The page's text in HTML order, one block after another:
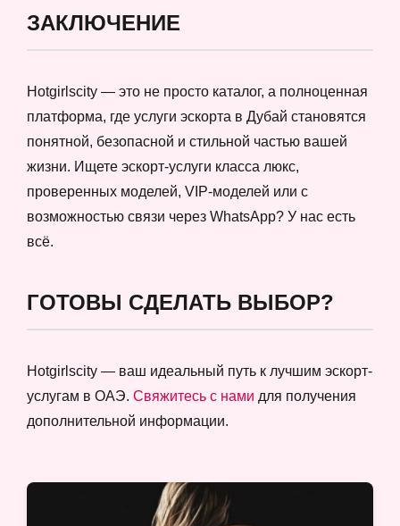
ЗАКЛЮЧЕНИЕ
Hotgirlscity — это не просто каталог, а полноценная
платформа, где услуги эскорта в Дубай становятся
понятной, безопасной и стильной частью вашей
жизни. Ищете эскорт-услуги класса люкс,
проверенных моделей, VIP-моделей или с
возможностью связи через WhatsApp? У нас есть
всё.
ГОТОВЫ СДЕЛАТЬ ВЫБОР?
Hotgirlscity — ваш идеальный путь к лучшим эскорт-
услугам в ОАЭ. Свяжитесь с нами для получения
дополнительной информации.